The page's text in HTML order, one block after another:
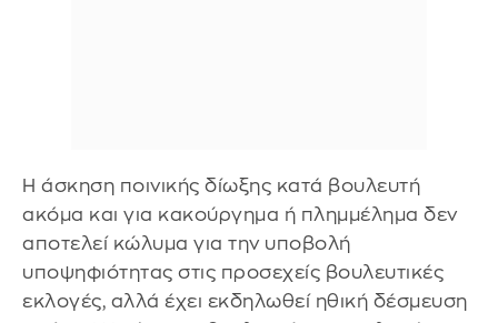
Η άσκηση ποινικής δίωξης κατά βουλευτή
ακόμα και για κακούργημα ή πλημμέλημα δεν
αποτελεί κώλυμα για την υποβολή
υποψηφιότητας στις προσεχείς βουλευτικές
εκλογές, αλλά έχει εκδηλωθεί ηθική δέσμευση